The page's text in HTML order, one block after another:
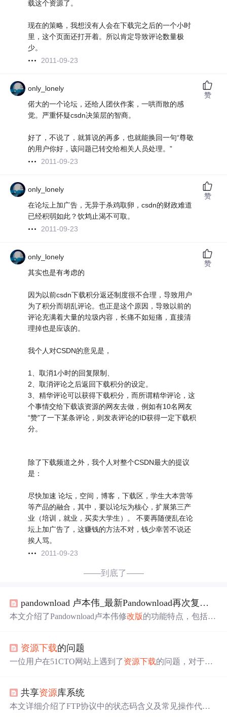
载这个资源了。
现在的策略，我想没有人会在下载完之后的一个小时
里，这个页面还打开着。所以肯定导致评论数量极
少。
2011-09-23
only_lonely
偌大的一个论坛，还给人团伙作案，一哄而散的感
觉。严重怀疑csdn决策层的智商。
好了，不说了，就算说的再多，也就能换回一句“尊敬
的用户你好，该问题已转交给相关人员处理。”
2011-09-23
赞
only_lonely
在论坛上加广告，无异于杀鸡取卵，csdn的财政难道
已经积弱如此？饮鸩止渴不可取。
2011-09-23
赞
only_lonely
其实也是有考虑的
因为以前csdn下载积分返还制度很不合理，导致用户
为了积分而胡乱评论。也正是这个原因，导致以前的
评论充满着大量的垃圾内容，长痛不如短痛，直接清
理掉也是应该的。
我个人对CSDN的意见是，
1、取消1小时的回复限制、
2、取消评论之后返回下载积分的设定。
3、精华评论可以获得下载积分，而所谓精华评论，这
个事情交给下载该资源的网友去做，例如有10名网友
“赞”了一下某条评论，则发表评论的ID获得一定下载积
分。
除了下载频道之外，我个人对整个CSDN最大的提议
是：
尽快加速 论坛，空间，博客，下载区，学生大本营等
等产品的融合，其中，要以论坛为核心，扩展第三产
业（培训，就业，买卖大学生）。 不要再随便乱在论
坛上加广告了，这赚钱的方法不对，钱少幸苦不说还
挨人骂。
2011-09-23
赞
——到底了——
pandownload 卢本伟_最新Pandownload再次复活【pandownload复活版】11m/s
本文介绍了Pandownload卢本伟修改版的功能特点，包括资
资源下载的问题
一位用户在51CTO网站上遇到了资源下载的问题，对于网
除。共享资源库系统
本文详细介绍了FTP协议中的状态码含义及常见操作代